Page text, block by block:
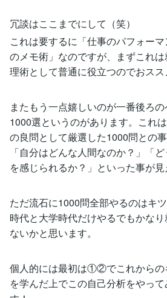
冗談はここまでにして（笑）
これは要するに「仕事のパフォー
のメモ術」なのですが、まずこれ
理術として普通に役立つのでおスス
またもう一点嬉しいのが一番後ろ
1000選というのがあります。これ
の良問として厳選した1000問との
「自分はどんな人間なのか？」「
を感じられるか？」といった事が見
ただ流石に1000問全部やるのはキ
時代と大学時代だけやるでもかな
ないかと思います。
個人的には最初は①②でこれからの
を学んだ上でこの自己分析をやっ